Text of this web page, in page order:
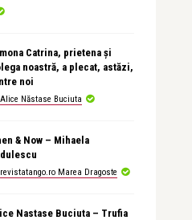
Catrina, prietena și
noastră, a plecat, astăzi,
noi
Alice Năstase Buciuta
& Now – Mihaela
revistatango.ro Marea Dragoste
Nastase Buciuta – Trufia